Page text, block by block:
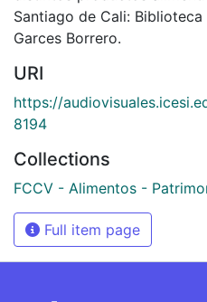
Santiago de Cali:
Garces Borrero.
URI
https://
8194
Collections
FCCV - Alimentos -
Full item page